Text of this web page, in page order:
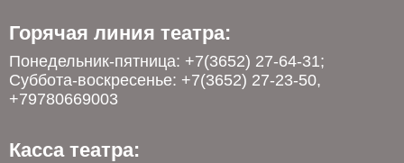
Горячая линия театра:
Понедельник-пятница: +7(3652) 27-64-31;
Суббота-воскресенье: +7(3652) 27-23-50,
+79780669003
Касса театра: